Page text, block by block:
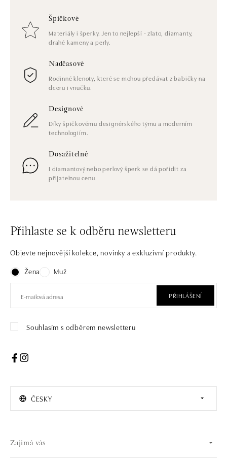
Špičkové
Materiály i šperky. Jen to nejlepší - zlato, diamanty,
drahé kameny a perly.
Nadčasové
Rodinné klenoty, které se mohou předávat z babičky na
dceru i vnučku.
Designové
Díky špičkovému designérského týmu a moderním
technologiím.
Dosažitelné
I diamantový nebo perlový šperk se dá pořídit za
přijatelnou cenu.
Přihlaste se k odběru newsletteru
Objevte nejnovější kolekce, novinky a exkluzivní produkty.
Žena
Muž
PŘIHLÁŠENÍ
Souhlasím s odběrem newsletteru
ČESKY
Zajímá vás